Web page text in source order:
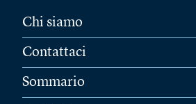
Chi siamo
Contattaci
Sommario